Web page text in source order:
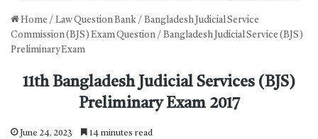
Home / Law Question Bank / Bangladesh Judicial Service
Commission (BJS) Exam Question / Bangladesh Judicial Service (BJS)
Preliminary Exam
11th Bangladesh Judicial Services (BJS)
Preliminary Exam 2017
June 24, 2023 14 minutes read